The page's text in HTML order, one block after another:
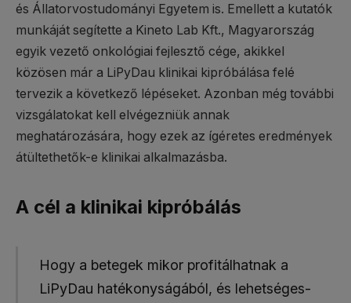
és Állatorvostudományi Egyetem is. Emellett a kutatók
munkáját segítette a Kineto Lab Kft., Magyarország
egyik vezető onkológiai fejlesztő cége, akikkel
közösen már a LiPyDau klinikai kipróbálása felé
tervezik a következő lépéseket. Azonban még további
vizsgálatokat kell elvégezniük annak
meghatározására, hogy ezek az ígéretes eredmények
átültethetők-e klinikai alkalmazásba.
A cél a klinikai kipróbálás
Hogy a betegek mikor profitálhatnak a
LiPyDau hatékonyságából, és lehetséges-